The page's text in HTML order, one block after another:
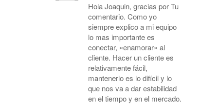
Hola Joaquin, gracias por Tu
comentario. Como yo
siempre explico a mi equipo
lo mas importante es
conectar, «enamorar» al
cliente. Hacer un cliente es
relativamente fácil,
mantenerlo es lo difícil y lo
que nos va a dar estabilidad
en el tiempo y en el mercado.